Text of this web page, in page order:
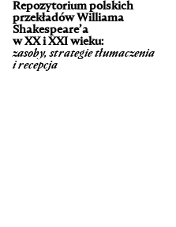
Repozytorium polskich
przekładów Williama
Shakespeare’a
w XX i XXI wieku:
zasoby, strategie tłumaczenia
i recepcja